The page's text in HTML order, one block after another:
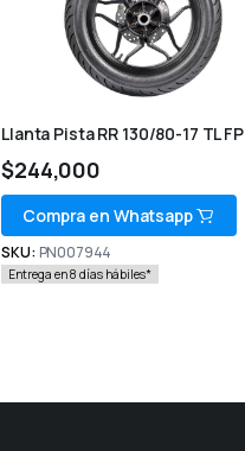
Llanta Pista RR 130/80-17 TL FP
$244,000
Compra en Whatsapp
SKU: PN007944
Entrega en 8 días hábiles*